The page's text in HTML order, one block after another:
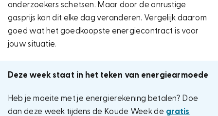
onderzoekers schetsen. Maar door de onrustige
gasprijs kan dit elke dag veranderen. Vergelijk daarom
goed wat het goedkoopste energiecontract is voor
jouw situatie.
Deze week staat in het teken van energiearmoede
Heb je moeite met je energierekening betalen? Doe
dan deze week tijdens de Koude Week de gratis